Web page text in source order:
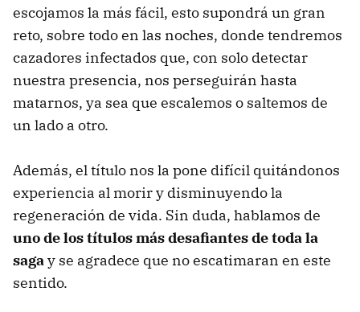
escojamos la más fácil, esto supondrá un gran
reto, sobre todo en las noches, donde tendremos
cazadores infectados que, con solo detectar
nuestra presencia, nos perseguirán hasta
matarnos, ya sea que escalemos o saltemos de
un lado a otro.
Además, el título nos la pone difícil quitándonos
experiencia al morir y disminuyendo la
regeneración de vida. Sin duda, hablamos de
uno de los títulos más desafiantes de toda la
saga y se agradece que no escatimaran en este
sentido.